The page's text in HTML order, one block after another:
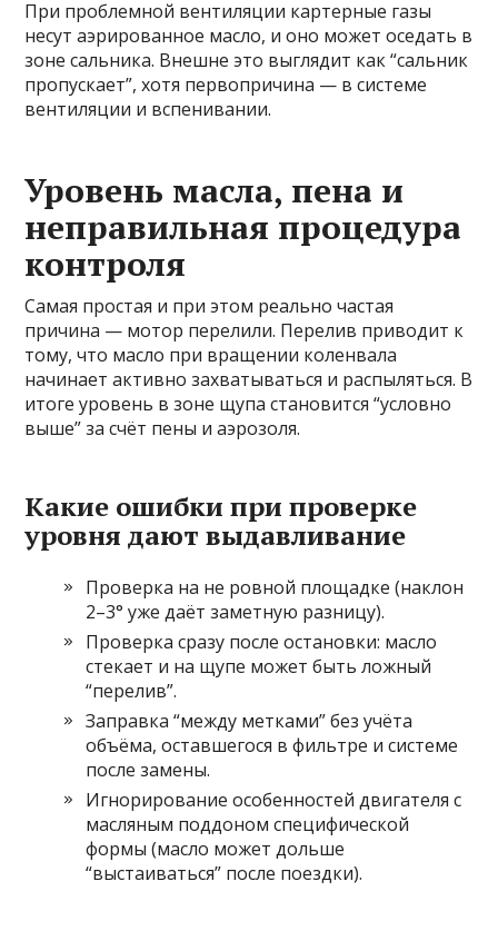
При проблемной вентиляции картерные газы
несут аэрированное масло, и оно может оседать в
зоне сальника. Внешне это выглядит как “сальник
пропускает”, хотя первопричина — в системе
вентиляции и вспенивании.
Уровень масла, пена и
неправильная процедура
контроля
Самая простая и при этом реально частая
причина — мотор перелили. Перелив приводит к
тому, что масло при вращении коленвала
начинает активно захватываться и распыляться. В
итоге уровень в зоне щупа становится “условно
выше” за счёт пены и аэрозоля.
Какие ошибки при проверке
уровня дают выдавливание
Проверка на не ровной площадке (наклон
2–3° уже даёт заметную разницу).
Проверка сразу после остановки: масло
стекает и на щупе может быть ложный
“перелив”.
Заправка “между метками” без учёта
объёма, оставшегося в фильтре и системе
после замены.
Игнорирование особенностей двигателя с
масляным поддоном специфической
формы (масло может дольше
“выстаиваться” после поездки).